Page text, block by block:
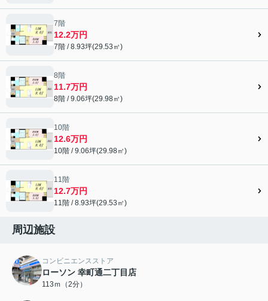
7階
12.2万円
7階 / 8.93坪(29.53㎡)
8階
11.7万円
8階 / 9.06坪(29.98㎡)
10階
12.6万円
10階 / 9.06坪(29.98㎡)
11階
12.7万円
11階 / 8.93坪(29.53㎡)
周辺施設
コンビニエンスストア
ローソン 幸町通二丁目店
113ｍ（2分）